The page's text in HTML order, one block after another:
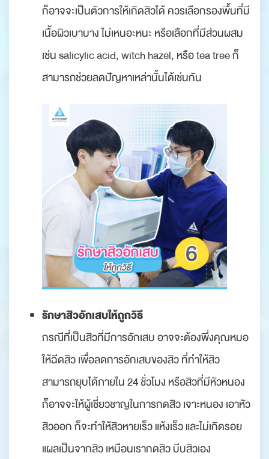
ก็อาจจะเป็นตัวการให้เกิดสิวได้ ควรเลือกรองพื้นที่มี
เนื้อผิวเบาบาง ไม่เหนอะหนะ หรือเลือกที่มีส่วนผสม
เช่น salicylic acid, witch hazel, หรือ tea tree ก็
สามารถช่วยลดปัญหาเหล่านั้นได้เช่นกัน
รักษาสิวอักเสบให้ถูกวิธี
กรณีที่เป็นสิวที่มีการอักเสบ อาจจะต้องพึ่งคุณหมอ
ให้ฉีดสิว เพื่อลดการอักเสบของสิว ที่ทำให้สิว
สามารถยุบได้ภายใน 24 ชั่วโมง หรือสิวที่มีหัวหนอง
ก็อาจจะให้ผู้เชี่ยวชาญในการกดสิว เจาะหนอง เอาหัว
สิวออก ก็จะทำให้สิวหายเร็ว แห้งเร็ว และไม่เกิดรอย
แผลเป็นจากสิว เหมือนเรากดสิว บีบสิวเอง